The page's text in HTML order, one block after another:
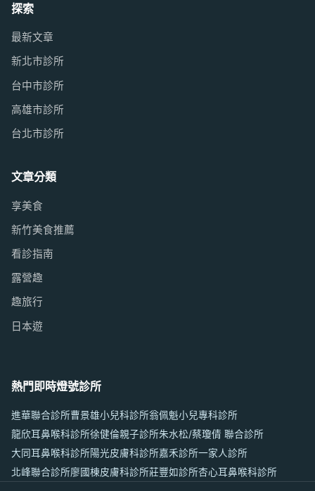
探索
最新文章
新北市診所
台中市診所
高雄市診所
台北市診所
文章分類
享美食
新竹美食推薦
看診指南
露營趣
趣旅行
日本遊
熱門即時燈號診所
進華聯合診所曹景雄小兒科診所翁佩魁小兒專科診所
龍欣耳鼻喉科診所徐健倫親子診所朱水松/蔡瓊倩 聯合診所
大同耳鼻喉科診所陽光皮膚科診所嘉禾診所一家人診所
北峰聯合診所廖國棟皮膚科診所莊豐如診所杏心耳鼻喉科診所